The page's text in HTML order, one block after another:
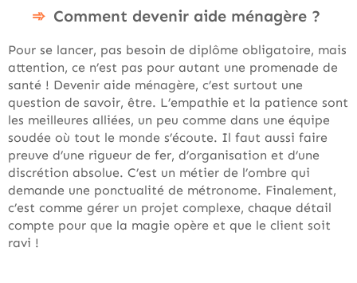
Comment devenir aide ménagère ?
Pour se lancer, pas besoin de diplôme obligatoire, mais
attention, ce n’est pas pour autant une promenade de
santé ! Devenir aide ménagère, c’est surtout une
question de savoir, être. L’empathie et la patience sont
les meilleures alliées, un peu comme dans une équipe
soudée où tout le monde s’écoute. Il faut aussi faire
preuve d’une rigueur de fer, d’organisation et d’une
discrétion absolue. C’est un métier de l’ombre qui
demande une ponctualité de métronome. Finalement,
c’est comme gérer un projet complexe, chaque détail
compte pour que la magie opère et que le client soit
ravi !